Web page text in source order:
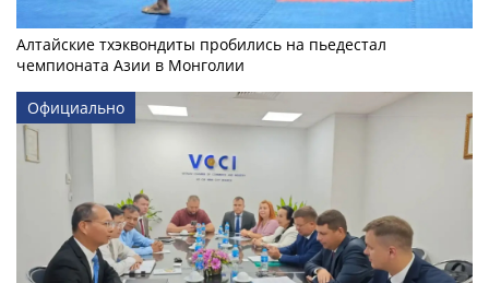
Алтайские тхэквондиты пробились на пьедестал
чемпионата Азии в Монголии
Официально